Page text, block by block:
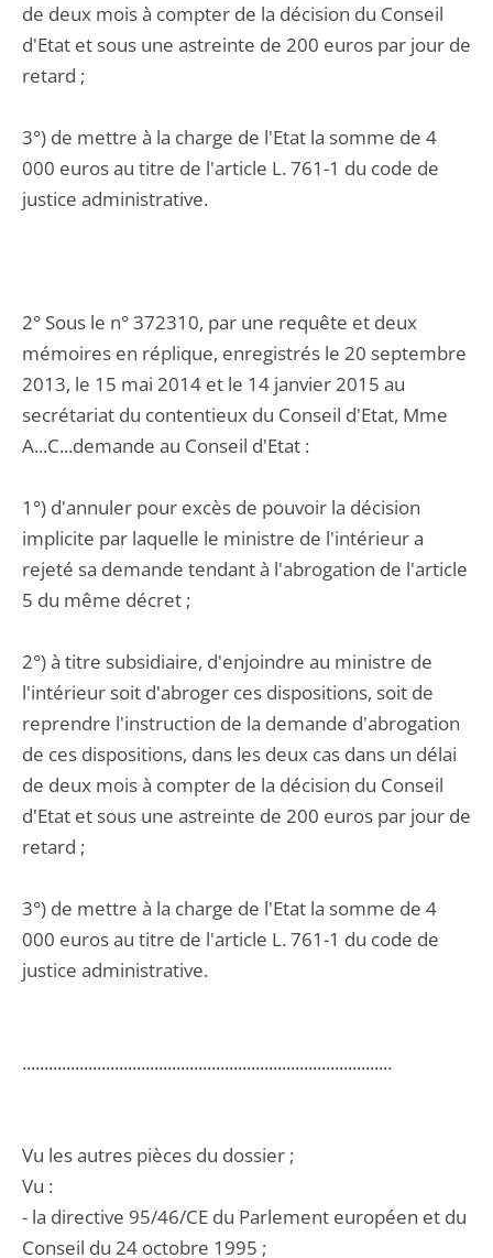
de deux mois à compter de la décision du Conseil
d'Etat et sous une astreinte de 200 euros par jour de
retard ;
3°) de mettre à la charge de l'Etat la somme de 4
000 euros au titre de l'article L. 761-1 du code de
justice administrative.
2° Sous le n° 372310, par une requête et deux
mémoires en réplique, enregistrés le 20 septembre
2013, le 15 mai 2014 et le 14 janvier 2015 au
secrétariat du contentieux du Conseil d'Etat, Mme
A...C...demande au Conseil d'Etat :
1°) d'annuler pour excès de pouvoir la décision
implicite par laquelle le ministre de l'intérieur a
rejeté sa demande tendant à l'abrogation de l'article
5 du même décret ;
2°) à titre subsidiaire, d'enjoindre au ministre de
l'intérieur soit d'abroger ces dispositions, soit de
reprendre l'instruction de la demande d'abrogation
de ces dispositions, dans les deux cas dans un délai
de deux mois à compter de la décision du Conseil
d'Etat et sous une astreinte de 200 euros par jour de
retard ;
3°) de mettre à la charge de l'Etat la somme de 4
000 euros au titre de l'article L. 761-1 du code de
justice administrative.
....................................................................................
Vu les autres pièces du dossier ;
Vu :
- la directive 95/46/CE du Parlement européen et du
Conseil du 24 octobre 1995 ;